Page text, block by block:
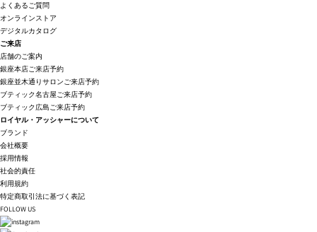
よくあるご質問
オンラインストア
デジタルカタログ
ご来店
店舗のご案内
銀座本店ご来店予約
銀座並木通りサロンご来店予約
ブティック名古屋ご来店予約
ブティック広島ご来店予約
ロイヤル・アッシャーについて
ブランド
会社概要
採用情報
社会的責任
利用規約
特定商取引法に基づく表記
FOLLOW US